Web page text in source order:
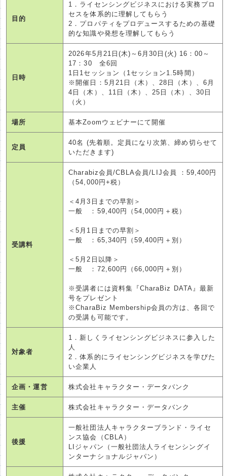
目的
1．ライセンシングビジネスにおける実務プロ
セスを体系的に理解してもらう
2．プロパティをプロデュースするための基礎
的な知識や発想を理解してもらう
日時
2026年5月21日(木)～6月30日(火) 16：00～
17：30 全6回
1日1セッション（1セッション1.5時間）
※開催日：5月21日（木）、28日（木）、6月
4日（木）、11日（木）、25日（木）、30日
（火）
場所 基本Zoomウェビナーにて開催
定員
40名 (先着順。定員になり次第、締め切らせて
いただきます)
受講料
Charabiz会員/CBLA会員/LIJ会員 ：59,400円
（54,000円+税）
＜4月3日までの早割＞
一般 ：59,400円（54,000円＋税）
＜5月1日までの早割＞
一般 ：65,340円（59,400円＋別）
＜5月2日以降＞
一般 ：72,600円（66,000円＋別）
※受講者には資料集『CharaBiz DATA』最新
号をプレゼント
※CharaBiz Membership会員の方は、各回で
の受講も可能です。
対象者
1．新しくライセンシングビジネスに参入した
人
2．体系的にライセンシングビジネスを学びた
い企業人
企画・運営 株式会社キャラクター・データバンク
主催 株式会社キャラクター・データバンク
後援
一般社団法人キャラクターブランド・ライセ
ンス協会（CBLA）
LIジャパン（一般社団法人ライセンシングイ
ンターナショナルジャパン）